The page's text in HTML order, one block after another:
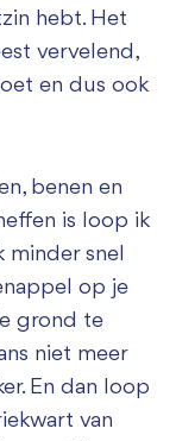
hebt. Het
vervelend,
en dus ook
benen en
is loop ik
minder snel
op je
grond te
niet meer
En dan loop
van